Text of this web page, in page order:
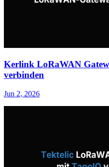
Kerlink LoRaWAN
verbinden
Jun 2, 2026